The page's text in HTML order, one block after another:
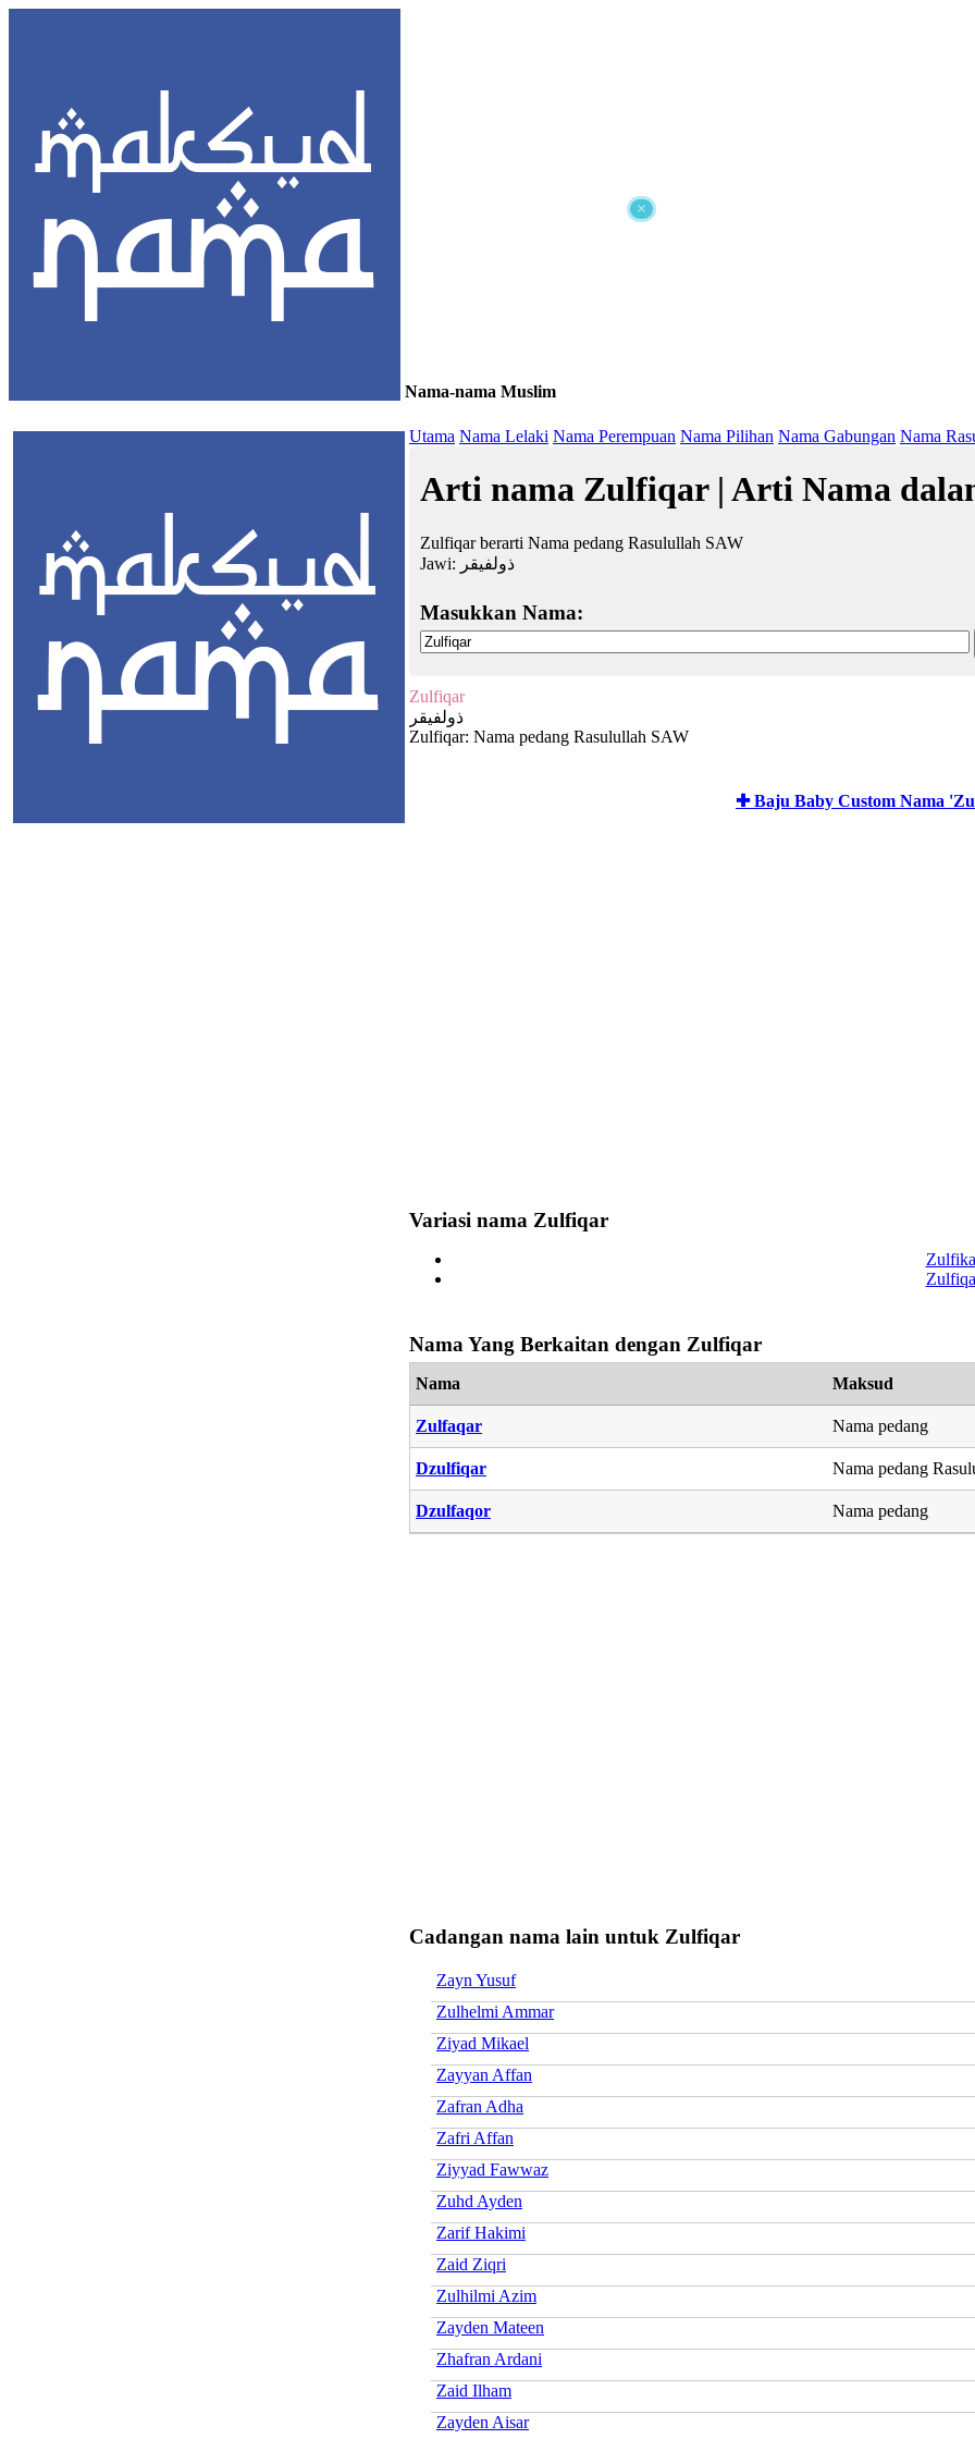
×
Nama-nama Muslim
Utama Nama Lelaki Nama Perempuan Nama Pilihan Nama Gabungan Nama
Arti nama Zulfiqar | Arti Nama
Zulfiqar berarti Nama pedang Rasulullah SAW
Jawi: ذولفيقر
Masukkan Nama:
Zulfiqar
ذولفيقر
Zulfiqar: Nama pedang Rasulullah SAW
✚ Baju Baby Custom Nama
Variasi nama Zulfiqar
Nama Yang Berkaitan dengan Zulfiqar
Nama Maksud
Zulfaqar Nama pedang
Dzulfiqar Nama pedang
Dzulfaqor Nama pedang
Cadangan nama lain untuk Zulfiqar
Zayn Yusuf
Zulhelmi Ammar
Ziyad Mikael
Zayyan Affan
Zafran Adha
Zafri Affan
Ziyyad Fawwaz
Zuhd Ayden
Zarif Hakimi
Zaid Ziqri
Zulhilmi Azim
Zayden Mateen
Zhafran Ardani
Zaid Ilham
Zayden Aisar